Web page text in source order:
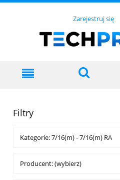
Zarejestruj się
Filtry
Kategorie: 7/16(m) - 7/16(m) RA
Producent: (wybierz)